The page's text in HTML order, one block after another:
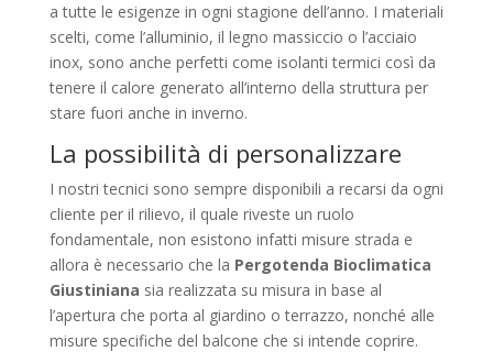
a tutte le esigenze in ogni stagione dell’anno. I materiali
scelti, come l’alluminio, il legno massiccio o l’acciaio
inox, sono anche perfetti come isolanti termici così da
tenere il calore generato all’interno della struttura per
stare fuori anche in inverno.
La possibilità di personalizzare
I nostri tecnici sono sempre disponibili a recarsi da ogni
cliente per il rilievo, il quale riveste un ruolo
fondamentale, non esistono infatti misure strada e
allora è necessario che la Pergotenda Bioclimatica
Giustiniana sia realizzata su misura in base al
l’apertura che porta al giardino o terrazzo, nonché alle
misure specifiche del balcone che si intende coprire.